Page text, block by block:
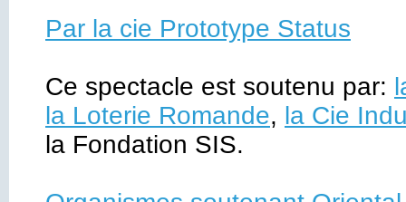
Par la cie Prototype Status
Ce spectacle est soutenu par:
la Loterie Romande, la Cie
la Fondation SIS.